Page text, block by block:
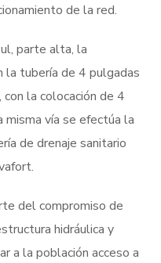
de la red.
parte alta, la
la tubería de 4 pulgadas
la colocación de 4
vía se efectúa la
de drenaje sanitario
del compromiso de
hidráulica y
a la población acceso a